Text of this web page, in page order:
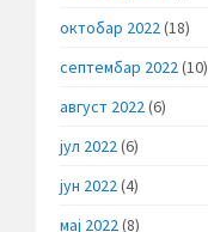
октобар 2022(18)
септембар 2022(10)
август 2022(6)
јул 2022(6)
јун 2022(4)
мај 2022(8)